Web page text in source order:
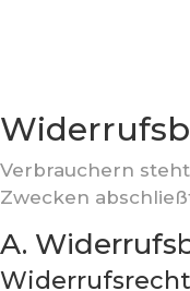
Verbrauchern
Zwecken
A.
Widerrufsrecht